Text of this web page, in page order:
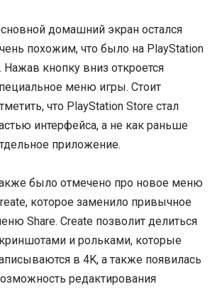
домашний экран остался
похожим, что было на PlayStation
Нажав кнопку вниз откроется
меню игры. Стоит
что PlayStation Store стал
интерфейса, а не как раньше
приложение.
было отмечено про новое меню
которое заменило привычное
Share. Create позволит делиться
и рольками, которые
в 4K, а также появилась
редактирования